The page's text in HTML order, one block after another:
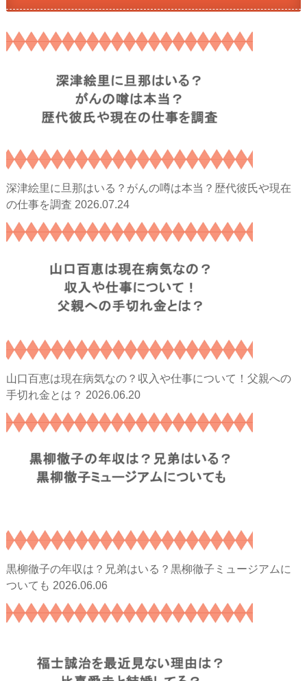
深津絵里に旦那はいる？がんの噂は本当？歴代彼氏や現在
の仕事を調査 2026.07.24
山口百恵は現在病気なの？収入や仕事について！父親への
手切れ金とは？ 2026.06.20
黒柳徹子の年収は？兄弟はいる？黒柳徹子ミュージアムに
ついても 2026.06.06